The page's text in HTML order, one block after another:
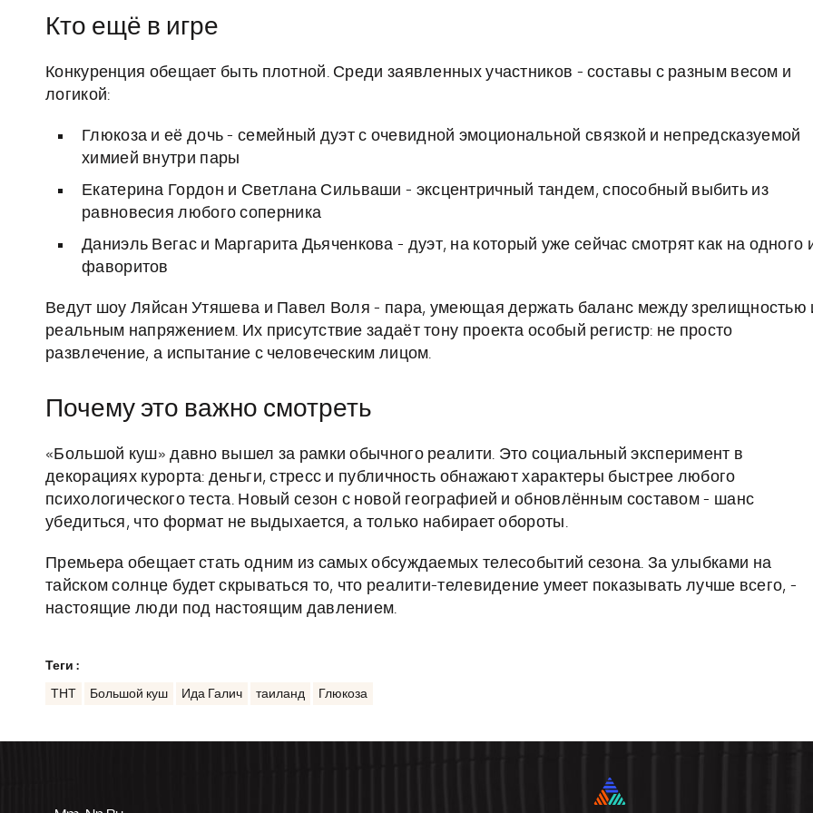
Кто ещё в игре
Конкуренция обещает быть плотной. Среди заявленных участников - составы с разным весом и
логикой:
Глюкоза и её дочь - семейный дуэт с очевидной эмоциональной связкой и непредсказуемой
химией внутри пары
Екатерина Гордон и Светлана Сильваши - эксцентричный тандем, способный выбить из
равновесия любого соперника
Даниэль Вегас и Маргарита Дьяченкова - дуэт, на который уже сейчас смотрят как на одного
фаворитов
Ведут шоу Ляйсан Утяшева и Павел Воля - пара, умеющая держать баланс между зрелищностью
реальным напряжением. Их присутствие задаёт тону проекта особый регистр: не просто
развлечение, а испытание с человеческим лицом.
Почему это важно смотреть
«Большой куш» давно вышел за рамки обычного реалити. Это социальный эксперимент в
декорациях курорта: деньги, стресс и публичность обнажают характеры быстрее любого
психологического теста. Новый сезон с новой географией и обновлённым составом - шанс
убедиться, что формат не выдыхается, а только набирает обороты.
Премьера обещает стать одним из самых обсуждаемых телесобытий сезона. За улыбками на
тайском солнце будет скрываться то, что реалити-телевидение умеет показывать лучше всего, -
настоящие люди под настоящим давлением.
Теги :
ТНТ Большой куш Ида Галич таиланд Глюкоза